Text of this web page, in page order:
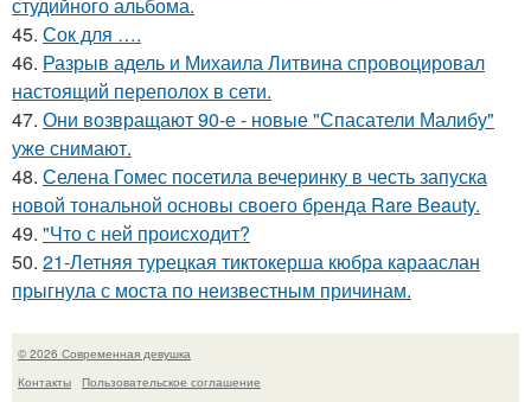
45. Сок для ….
46. Разрыв адель и Михаила Литвина спровоцировал
настоящий переполох в сети.
47. Они возвращают 90-е - новые "Спасатели Малибу"
уже снимают.
48. Селена Гомес посетила вечеринку в честь запуска
новой тональной основы своего бренда Rare Beauty.
49. "Что с ней происходит?
50. 21-Летняя турецкая тиктокерша кюбра карааслан
прыгнула с моста по неизвестным причинам.
© 2026 Современная девушка
Контакты
Пользовательское соглашение